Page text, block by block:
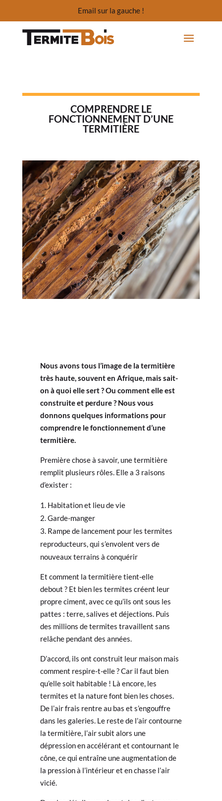
Email sur la gauche !
COMPRENDRE LE
FONCTIONNEMENT D’UNE
TERMITIÈRE
Nous avons tous l’image de la termitière
très haute, souvent en Afrique, mais sait-
on à quoi elle sert ? Ou comment elle est
construite et perdure ? Nous vous
donnons quelques informations pour
comprendre le fonctionnement d’une
termitière.
Première chose à savoir, une termitière
remplit plusieurs rôles. Elle a 3 raisons
d’exister :
Habitation et lieu de vie
Garde-manger
Rampe de lancement pour les termites
reproducteurs, qui s’envolent vers de
nouveaux terrains à conquérir
Et comment la termitière tient-elle
debout ? Et bien les termites créent leur
propre ciment, avec ce qu’ils ont sous les
pattes : terre, salives et déjections. Puis
des millions de termites travaillent sans
relâche pendant des années.
D’accord, ils ont construit leur maison mais
comment respire-t-elle ? Car il faut bien
qu’elle soit habitable ! Là encore, les
termites et la nature font bien les choses.
De l’air frais rentre au bas et s’engouffre
dans les galeries. Le reste de l’air contourne
la termitière, l’air subit alors une
dépression en accélérant et contournant le
cône, ce qui entraîne une augmentation de
la pression à l’intérieur et en chasse l’air
vicié.